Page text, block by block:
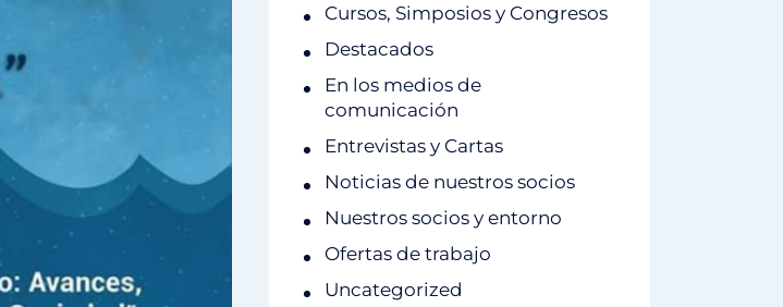
Cursos, Simposios y Congresos
Destacados
En los medios de
comunicación
Entrevistas y Cartas
Noticias de nuestros socios
Nuestros socios y entorno
Ofertas de trabajo
Uncategorized